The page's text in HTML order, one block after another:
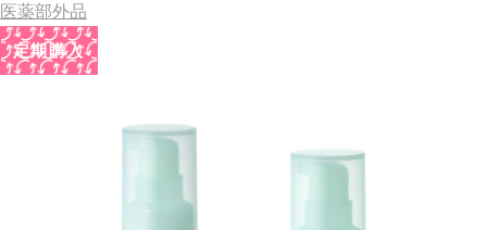
医薬部外品
定期購入